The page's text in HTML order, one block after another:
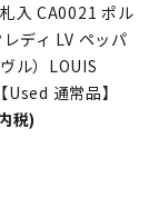
入 CA0021 ポル
レディ LV ペッパ
ル）LOUIS
通常品】
税)